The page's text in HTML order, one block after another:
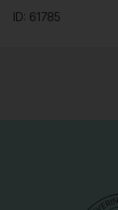
ID: 61785